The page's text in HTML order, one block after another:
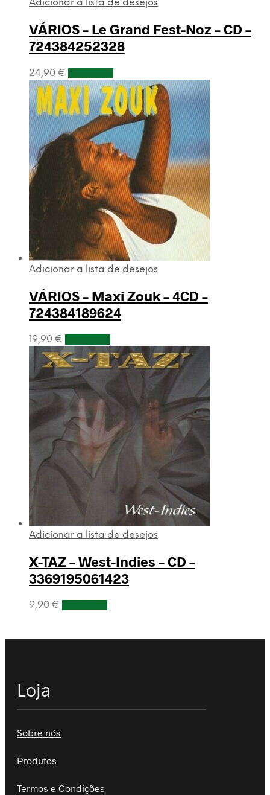
Adicionar a lista de desejos
VÁRIOS – Le Grand Fest-Noz – CD –
724384252328
24,90 €
Adicionar a lista de desejos
VÁRIOS – Maxi Zouk – 4CD –
724384189624
19,90 €
Adicionar a lista de desejos
X-TAZ – West-Indies – CD –
3369195061423
9,90 €
Loja
Sobre nós
Produtos
Termos e Condições